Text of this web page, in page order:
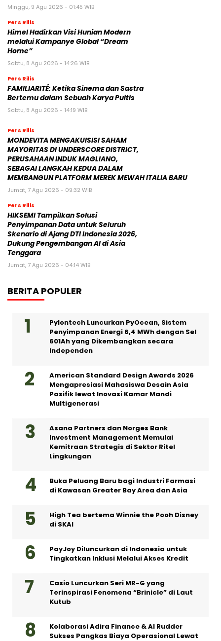
Minggu, 9 Agu 2026 - 01:45 WIB
Pers Rilis
Himel Hadirkan Visi Hunian Modern
melalui Kampanye Global “Dream
Home”
Sabtu, 8 Agu 2026 - 14:26 WIB
Pers Rilis
FAMILIARITÉ: Ketika Sinema dan Sastra
Bertemu dalam Sebuah Karya Puitis
Sabtu, 8 Agu 2026 - 14:19 WIB
Pers Rilis
MONDEVITA MENGAKUISISI SAHAM
MAYORITAS DI UNDERSCORE DISTRICT,
PERUSAHAAN INDUK MAGLIANO,
SEBAGAI LANGKAH KEDUA DALAM
MEMBANGUN PLATFORM MEREK MEWAH ITALIA BARU
Jumat, 7 Agu 2026 - 09:32 WIB
Pers Rilis
HIKSEMI Tampilkan Solusi
Penyimpanan Data untuk Seluruh
Skenario di Ajang DTI Indonesia 2026,
Dukung Pengembangan AI di Asia
Tenggara
Jumat, 7 Agu 2026 - 04:14 WIB
BERITA POPULER
Pylontech Luncurkan PyOcean, Sistem
Penyimpanan Energi 6,4 MWh dengan Sel
601Ah yang Dikembangkan secara
Independen
American Standard Design Awards 2026
Mengapresiasi Mahasiswa Desain Asia
Pasifik lewat Inovasi Kamar Mandi
Multigenerasi
Asana Partners dan Norges Bank
Investment Management Memulai
Kemitraan Strategis di Sektor Ritel
Lingkungan
Buka Peluang Baru bagi Industri Farmasi
di Kawasan Greater Bay Area dan Asia
High Tea bertema Winnie the Pooh Disney
di SKAI
PayJoy Diluncurkan di Indonesia untuk
Tingkatkan Inklusi Melalui Akses Kredit
Casio Luncurkan Seri MR-G yang
Terinspirasi Fenomena “Brinicle” di Laut
Kutub
Kolaborasi Adira Finance & AI Rudder
Sukses Pangkas Biaya Operasional Lewat